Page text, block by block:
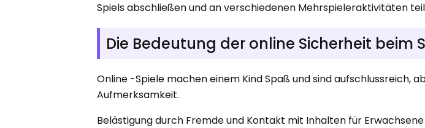
Spiels abschließen und an verschiedenen Mehrspieleraktivitäten
Die Bedeutung der online Sicherheit beim
Online -Spiele machen einem Kind Spaß und sind aufschlussreich,
Aufmerksamkeit.
Belästigung durch Fremde und Kontakt mit Inhalten für